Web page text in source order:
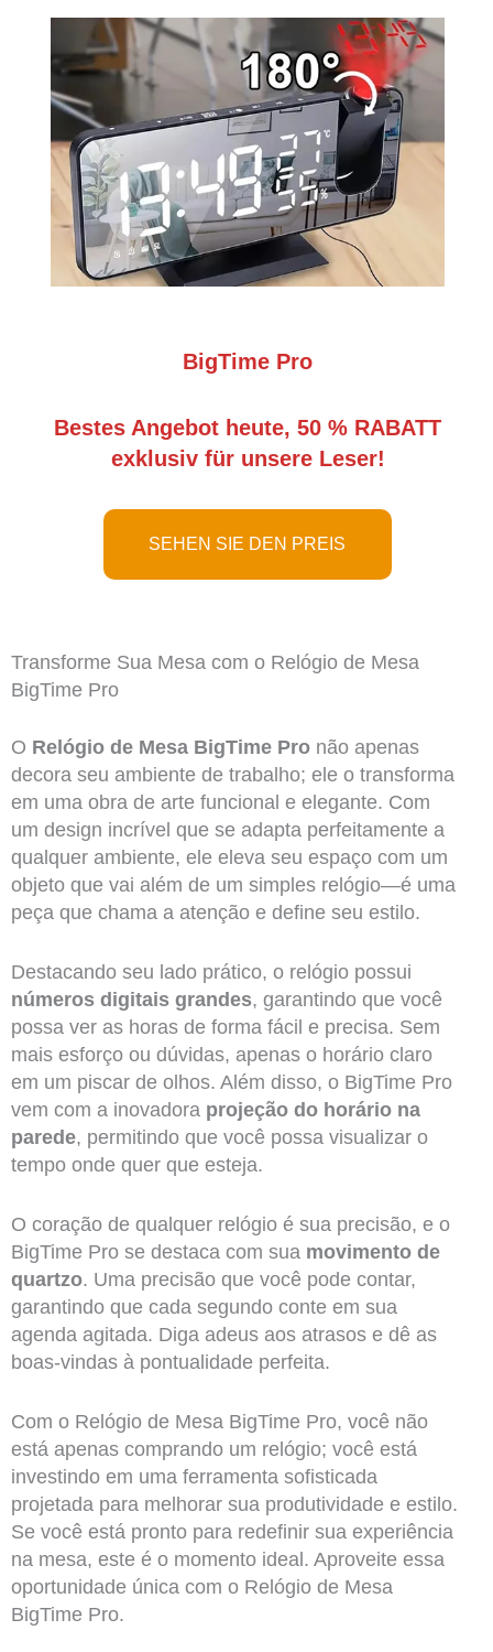
BigTime Pro
Bestes Angebot heute, 50 % RABATT
exklusiv für unsere Leser!
SEHEN SIE DEN PREIS
Transforme Sua Mesa com o Relógio de Mesa
BigTime Pro
O Relógio de Mesa BigTime Pronão apenas
decora seu ambiente de trabalho; ele o transforma
em uma obra de arte funcional e elegante. Com
um design incrível que se adapta perfeitamente a
qualquer ambiente, ele eleva seu espaço com um
objeto que vai além de um simples relógio—é uma
peça que chama a atenção e define seu estilo.
Destacando seu lado prático, o relógio possui
números digitais grandes, garantindo que você
possa ver as horas de forma fácil e precisa. Sem
mais esforço ou dúvidas, apenas o horário claro
em um piscar de olhos. Além disso, o BigTime Pro
vem com a inovadora projeção do horário na
parede, permitindo que você possa visualizar o
tempo onde quer que esteja.
O coração de qualquer relógio é sua precisão, e o
BigTime Pro se destaca com sua movimento de
quartzo. Uma precisão que você pode contar,
garantindo que cada segundo conte em sua
agenda agitada. Diga adeus aos atrasos e dê as
boas-vindas à pontualidade perfeita.
Com o Relógio de Mesa BigTime Pro, você não
está apenas comprando um relógio; você está
investindo em uma ferramenta sofisticada
projetada para melhorar sua produtividade e estilo.
Se você está pronto para redefinir sua experiência
na mesa, este é o momento ideal. Aproveite essa
oportunidade única com o Relógio de Mesa
BigTime Pro.